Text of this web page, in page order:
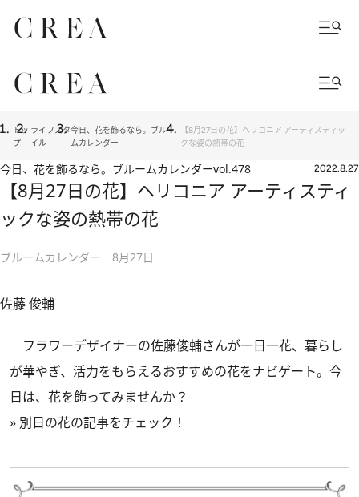
トッ
プ
ライフスタ
イル
今日、花を飾るなら。ブルー
ムカレンダー
【8月27日の花】ヘリコニア アーティスティッ
クな姿の熱帯の花
今日、花を飾るなら。ブルームカレンダーvol.478 2022.8.27
【8月27日の花】ヘリコニア アーティスティ
ックな姿の熱帯の花
ブルームカレンダー 8月27日
佐藤 俊輔
フラワーデザイナーの佐藤俊輔さんが一日一花、暮らし
が華やぎ、活力をもらえるおすすめの花をナビゲート。今
日は、花を飾ってみませんか？
» 別日の花の記事をチェック！